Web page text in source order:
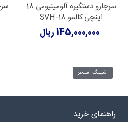
سرجارو دستگیره آلومینیومی 18
اینچی کالمو SVH-18
145,000,000 ریال
شیلنگ استخر
راهنمای خرید